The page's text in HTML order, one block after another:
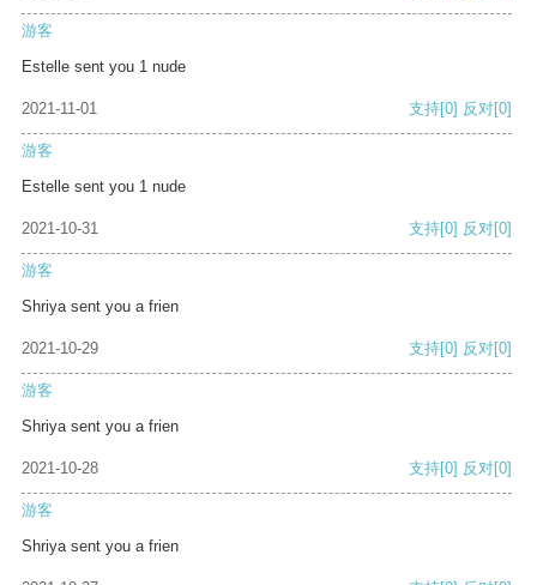
游客
Estelle sent you 1 nude
2021-11-01 支持[0] 反对[0]
游客
Estelle sent you 1 nude
2021-10-31 支持[0] 反对[0]
游客
Shriya sent you a frien
2021-10-29 支持[0] 反对[0]
游客
Shriya sent you a frien
2021-10-28 支持[0] 反对[0]
游客
Shriya sent you a frien